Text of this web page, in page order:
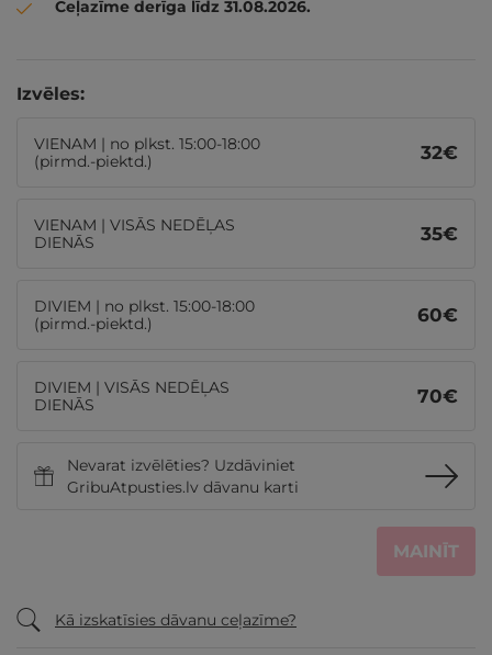
Ceļazīme derīga līdz 31.08.2026.
Izvēles:
VIENAM | no plkst. 15:00-18:00
(pirmd.-piektd.)
32€
VIENAM | VISĀS NEDĒĻAS
DIENĀS
35€
DIVIEM | no plkst. 15:00-18:00
(pirmd.-piektd.)
60€
DIVIEM | VISĀS NEDĒĻAS
DIENĀS
70€
Nevarat izvēlēties? Uzdāviniet
GribuAtpusties.lv dāvanu karti
MAINĪT
Kā izskatīsies dāvanu ceļazīme?